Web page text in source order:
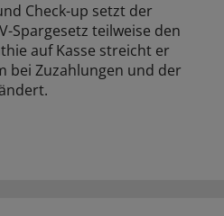
Check-up setzt der
Spargesetz teilweise den
auf Kasse streicht er
bei Zuzahlungen und der